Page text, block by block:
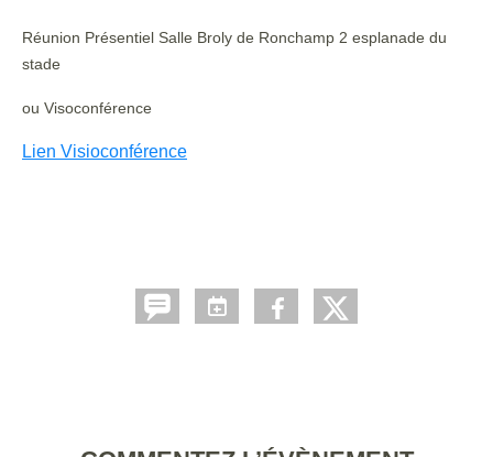
Réunion Présentiel Salle Broly de Ronchamp 2 esplanade du
stade
ou Visoconférence
Lien Visioconférence